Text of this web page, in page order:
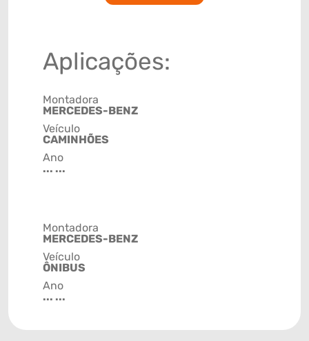
Aplicações:
Montadora
MERCEDES-BENZ
Veículo
CAMINHÕES
Ano
... ...
Montadora
MERCEDES-BENZ
Veículo
ÔNIBUS
Ano
... ...